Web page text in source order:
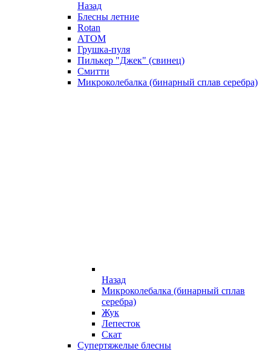
Назад
Блесны летние
Rotan
АТОМ
Грушка-пуля
Пилькер "Джек" (свинец)
Смитти
Микроколебалка (бинарный сплав серебра)
Назад
Микроколебалка (бинарный сплав
серебра)
Жук
Лепесток
Скат
Супертяжелые блесны